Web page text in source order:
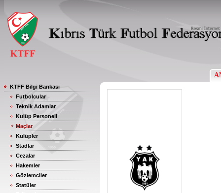
KTFF Bilgi Bankası
Futbolcular
Teknik Adamlar
Kulüp Personeli
Maçlar
Kulüpler
Stadlar
Cezalar
Hakemler
Gözlemciler
Statüler